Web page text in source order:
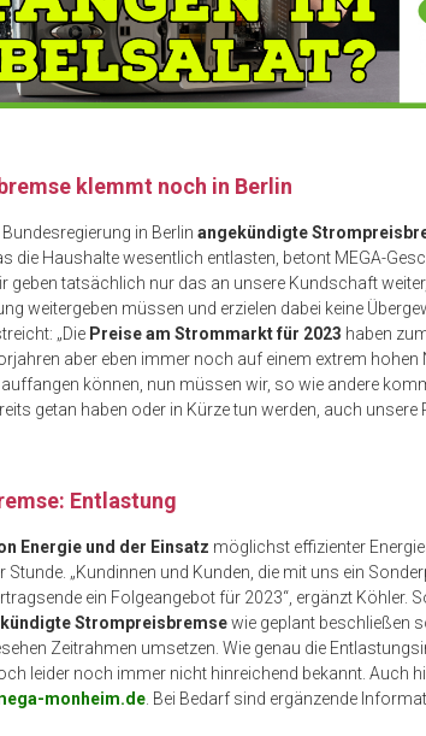
klemmt noch in Berlin
in Berlin angekündigte
die Haushalte wesentlich entlasten, betont MEGA-
geben tatsächlich nur das an unsere Kundschaft
weitergeben müssen und erzielen dabei keine
„Die Preise am Strommarkt für 2023 haben
aber eben immer noch auf einem extrem hohen
können, nun müssen wir, so wie andere
getan haben oder in Kürze tun werden, auch unsere
Entlastung
Energie und der Einsatz möglichst effizienter
Stunde. „Kundinnen und Kunden, die mit uns ein
ein Folgeangebot für 2023“, ergänzt Köhler.
Strompreisbremsewie geplant beschließen
Zeitrahmen umsetzen. Wie genau die
leider noch immer nicht hinreichend bekannt. Auch
monheim.de . Bei Bedarf sind ergänzende